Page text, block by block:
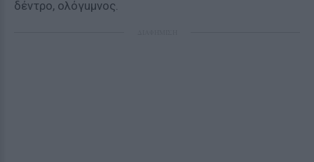
δέντρο, ολόγuμνος.